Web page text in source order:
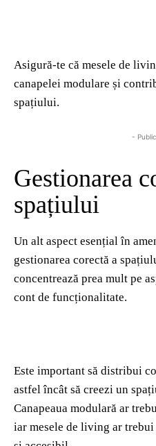
Asigură-te că mesele de
canapelei modulare și
spațiului.
-
Gestionarea
spațiului
Un alt aspect esențial în
gestionarea corectă a
concentrează prea mult pe
cont de funcționalitate.
Este important să distribui
astfel încât să creezi un
Canapeaua modulară ar
iar mesele de living ar